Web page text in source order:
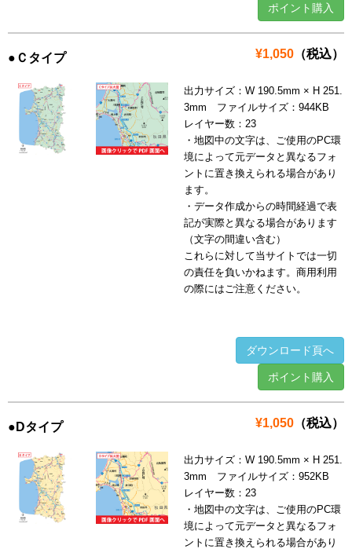
ポイント購入
¥1,050 （税込）
●Ｃタイプ
出力サイズ：W 190.5mm × H 251.
3mm ファイルサイズ：944KB
レイヤー数：23
・地図中の文字は、ご使用のPC環
境によって元データと異なるフォ
ントに置き換えられる場合があり
ます。
・データ作成からの時間経過で表
記が実際と異なる場合があります
（文字の間違い含む）
これらに対して当サイトでは一切
の責任を負いかねます。商用利用
の際にはご注意ください。
ダウンロード頁へ
ポイント購入
¥1,050 （税込）
●Dタイプ
出力サイズ：W 190.5mm × H 251.
3mm ファイルサイズ：952KB
レイヤー数：23
・地図中の文字は、ご使用のPC環
境によって元データと異なるフォ
ントに置き換えられる場合があり